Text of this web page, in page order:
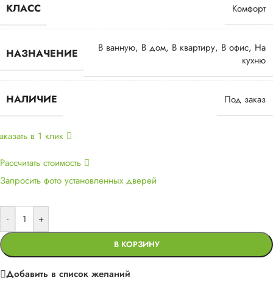
КЛАСС Комфорт
НАЗНАЧЕНИЕ В ванную, В дом, В квартиру, В офис, На
кухню
НАЛИЧИЕ Под заказ
в 1 клик
Рассчитать стоимость
Запросить фото установленных дверей
- +
В КОРЗИНУ
Добавить в список желаний